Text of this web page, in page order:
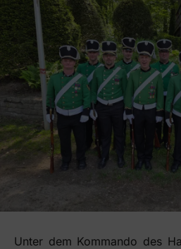
Unter dem Kommando des